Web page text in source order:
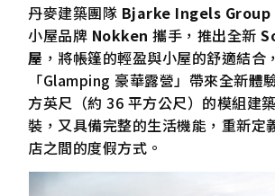
丹麥建築團隊 Bjarke Ingels Group
小屋品牌 Nokken 攜手，推出全新
屋 ，將帳篷的輕盈與小屋的舒適結合
「Glamping 豪華露營」帶來全新體
方英尺（約 36 平方公尺）的模組建
裝，又具備完整的生活機能，重新定
店之間的度假方式。